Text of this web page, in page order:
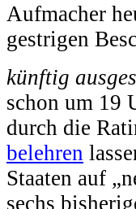
Aufmacher
gestrigen
künftig
schon um 19
durch die
belehren
Staaten auf
sechs